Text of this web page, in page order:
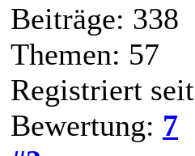
Beiträge: 338
Themen: 57
Registriert
Bewertung: 7